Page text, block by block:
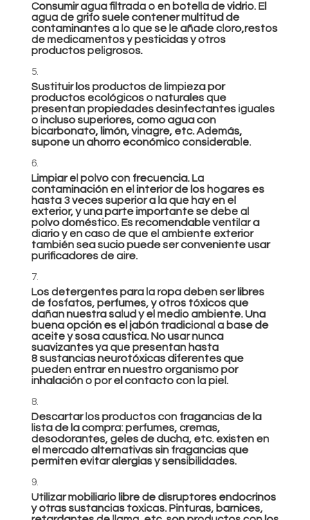
Consumir agua filtrada o en botella de vidrio. El
agua de grifo suele contener multitud de
contaminantes a lo que se le añade cloro,restos
de medicamentos y pesticidas y otros
productos peligrosos.
Sustituir los productos de limpieza por
productos ecológicos o naturales que
presentan propiedades desinfectantes iguales
o incluso superiores, como agua con
bicarbonato, limón, vinagre, etc. Además,
supone un ahorro económico considerable.
Limpiar el polvo con frecuencia. La
contaminación en el interior de los hogares es
hasta 3 veces superior a la que hay en el
exterior, y una parte importante se debe al
polvo doméstico. Es recomendable ventilar a
diario y en caso de que el ambiente exterior
también sea sucio puede ser conveniente usar
purificadores de aire.
Los detergentes para la ropa deben ser libres
de fosfatos, perfumes, y otros tóxicos que
dañan nuestra salud y el medio ambiente. Una
buena opción es el jabón tradicional a base de
aceite y sosa caustica. No usar nunca
suavizantes ya que presentan hasta
8 sustancias neurotóxicas diferentes que
pueden entrar en nuestro organismo por
inhalación o por el contacto con la piel.
Descartar los productos con fragancias de la
lista de la compra: perfumes, cremas,
desodorantes, geles de ducha, etc. existen en
el mercado alternativas sin fragancias que
permiten evitar alergias y sensibilidades.
Utilizar mobiliario libre de disruptores endocrinos
y otras sustancias toxicas. Pinturas, barnices,